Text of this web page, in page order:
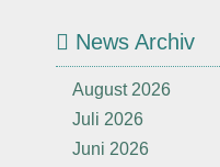
News Archiv
August 2026
Juli 2026
Juni 2026